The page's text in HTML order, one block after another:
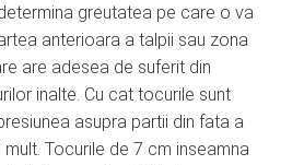
greutatea pe care o va
anterioara a talpii sau zona
are adesea de suferit din
inalte. Cu cat tocurile sunt
asupra partii din fata a
Tocurile de 7 cm inseamna